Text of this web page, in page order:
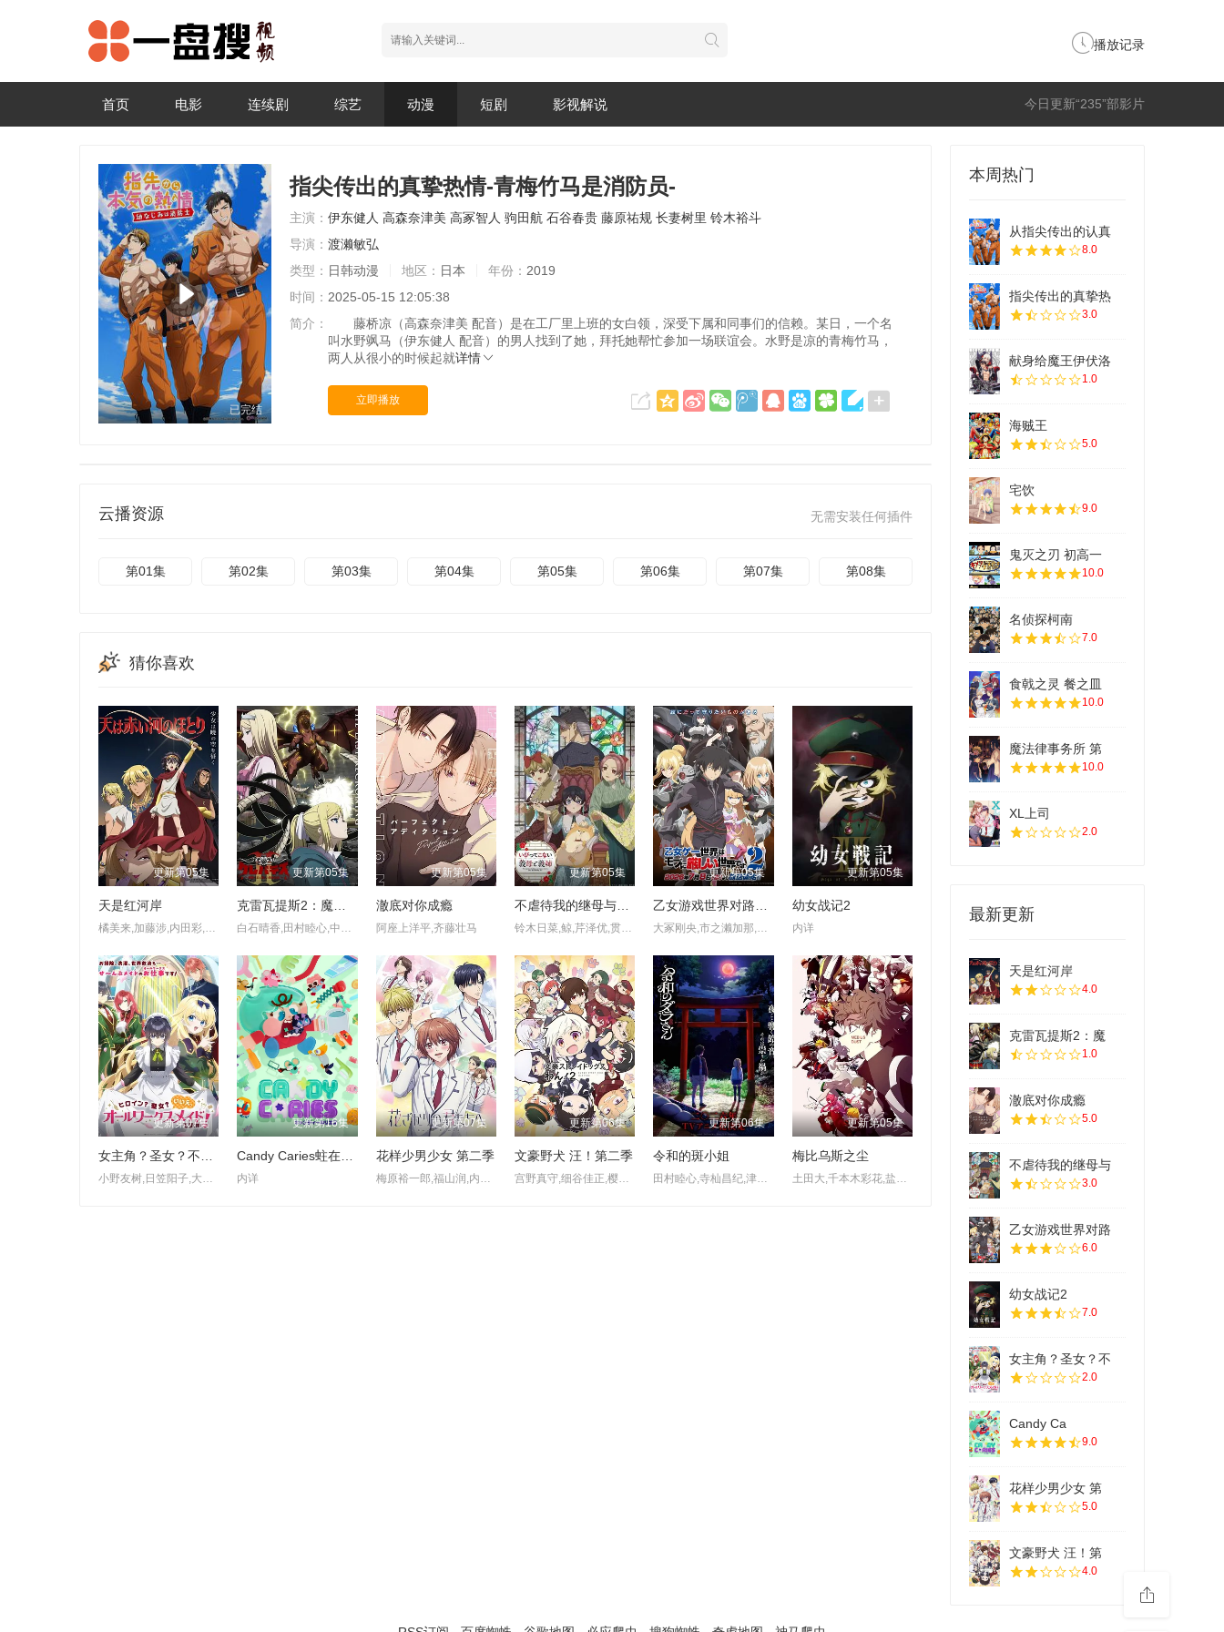
播放记录
今日更新“235”部影片
首页 电影 连续剧 综艺 动漫 短剧 影视解说
已完结
指尖传出的真挚热情-青梅竹马是消防员-
主演： 伊东健人 高森奈津美 高冢智人 驹田航 石谷春贵 藤原祐规 长妻树里 铃木裕斗
导演： 渡濑敏弘
类型： 日韩动漫 地区： 日本 年份： 2019
时间： 2025-05-15 12:05:38
简介：
藤桥凉（高森奈津美 配音）是在工厂里上班的女白领，深受下属和同事们的信赖。某日，一个名
叫水野飒马（伊东健人 配音）的男人找到了她，拜托她帮忙参加一场联谊会。水野是凉的青梅竹马，
两人从很小的时候起就详情
立即播放
无需安装任何插件
云播资源
第01集 第02集 第03集 第04集 第05集 第06集 第07集 第08集
猜你喜欢
更新第05集
天是红河岸
橘美来,加藤涉,内田彩,千叶翔也,前野智昭,游佐浩二,大野智敬,青木志贵,川井田夏海,松冈美里,石谷春贵,榎木淳弥,神尾晋一郎,鸟海浩辅,七海弘希
更新第05集
克雷瓦提斯2：魔兽之王与虚伪的勇者传承
白石晴香,田村睦心,中村悠一,黑田崇矢,潘惠美,杉田智和,会泽纱弥,黑泽朋世,关智一,梅田修一朗,菊池由莉奈,橘龙丸,铃木崚汰,峰田大梦,久野美咲,西山宏太朗,关根明良,佐野史郎
更新第05集
澈底对你成瘾
阿座上洋平,齐藤壮马
更新第05集
不虐待我的继母与继姐
铃木日菜,鲸,芹泽优,贯井柚佳,麦穗杏菜,根本京里,内山夕实,市道真央
更新第05集
乙女游戏世界对路人角色很不友好 第二季
大冢刚央,市之濑加那,菲鲁兹·蓝,石田彰,佐仓绫音,铃村健一,鸟海浩辅,立花慎之介,游佐浩二,桧山修之,竹内顺子,大原沙耶香,雨宫天,小仓唯,宇垣秀成,黑田崇矢
更新第05集
幼女战记2
内详
更新第07集
小野友树,日笠阳子,大久保瑠美,堀江瞬,天崎滉平,仲村宗悟,宫本侑芽
更新第16集
内详
更新第07集
花样少男少女 第二季
梅原裕一郎,福山润,内山昂辉,八代拓,日野聪,驹田航,川岛零士,夏吉优子,西山宏太朗,山根绮,户谷菊之介,古屋亚南
更新第06集
文豪野犬 汪！第二季
宫野真守,细谷佳正,樱井孝宏,诸星堇,石田彰,子安武人,森川智之,福山润,梶裕贵,花泽香菜,大塚明夫,小野贤章,植田佳奈,小市真琴,谷山纪章,草尾毅,阿座上洋平,千叶翔也,林勇,上村祐翔
更新第06集
令和的斑小姐
田村睦心,寺杣昌纪,津田美波,寺泽百花
更新第05集
梅比乌斯之尘
土田大,千本木彩花,盐口量平,本泉莉奈,坂泰斗,三上枝织,松田飒水,广桥凉,桑原由气,福原绫香,德留慎乃佑,市川苍,日野麻里,稗田宁宁,河濑茉希,青山玲菜,猪股慧士,大野智敬,手冢宏通,堀金苍平,森永彩斗,佐藤榛夏,竹中悠斗,厚地彩花,中村光希
本周热门
从指尖传出的认真
8.0
指尖传出的真挚热
3.0
献身给魔王伊伏洛
1.0
海贼王
5.0
宅饮
9.0
鬼灭之刃 初高一
10.0
名侦探柯南
7.0
食戟之灵 餐之皿
10.0
魔法律事务所 第
10.0
XL上司
2.0
最新更新
天是红河岸
4.0
克雷瓦提斯2：魔
1.0
澈底对你成瘾
5.0
不虐待我的继母与
3.0
乙女游戏世界对路
6.0
幼女战记2
7.0
女主角？圣女？不
2.0
Candy Ca
9.0
花样少男少女 第
5.0
文豪野犬 汪！第
4.0